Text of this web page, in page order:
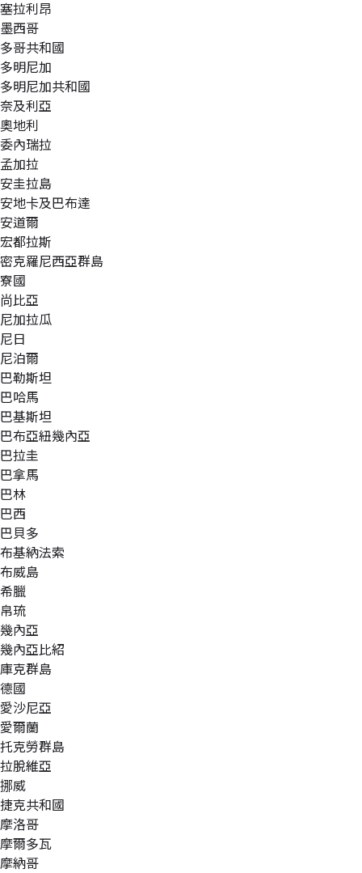
塞拉利昂
墨西哥
多哥共和國
多明尼加
多明尼加共和國
奈及利亞
奧地利
委內瑞拉
孟加拉
安圭拉島
安地卡及巴布達
安道爾
宏都拉斯
密克羅尼西亞群島
寮國
尚比亞
尼加拉瓜
尼日
尼泊爾
巴勒斯坦
巴哈馬
巴基斯坦
巴布亞紐幾內亞
巴拉圭
巴拿馬
巴林
巴西
巴貝多
布基納法索
布威島
希臘
帛琉
幾內亞
幾內亞比紹
庫克群島
德國
愛沙尼亞
愛爾蘭
托克勞群島
拉脫維亞
挪威
捷克共和國
摩洛哥
摩爾多瓦
摩納哥